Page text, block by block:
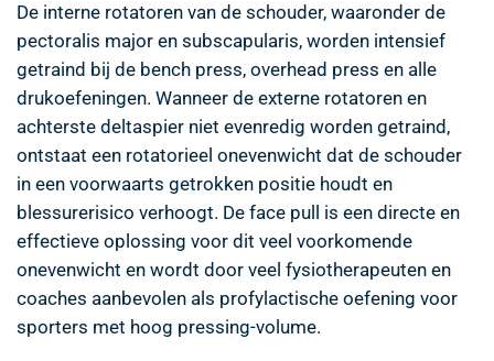
De interne rotatoren van de schouder, waaronder de
pectoralis major en subscapularis, worden intensief
getraind bij de bench press, overhead press en alle
drukoefeningen. Wanneer de externe rotatoren en
achterste deltaspier niet evenredig worden getraind,
ontstaat een rotatorieel onevenwicht dat de schouder
in een voorwaarts getrokken positie houdt en
blessurerisico verhoogt. De face pull is een directe en
effectieve oplossing voor dit veel voorkomende
onevenwicht en wordt door veel fysiotherapeuten en
coaches aanbevolen als profylactische oefening voor
sporters met hoog pressing-volume.